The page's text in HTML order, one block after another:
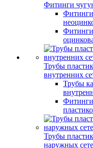
Фитинги
Трубы
внутренних
Трубы
Фитинги
Трубы
наружных